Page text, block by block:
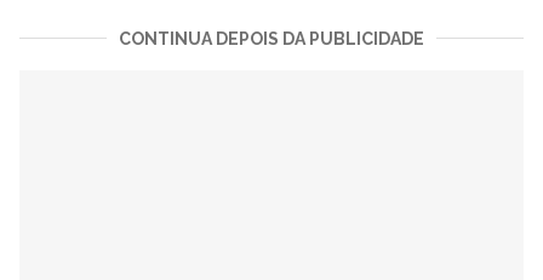
CONTINUA DEPOIS DA PUBLICIDADE